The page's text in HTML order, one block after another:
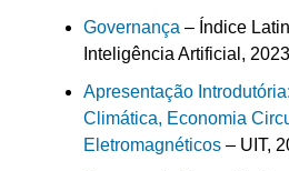
Governança – Índice
Inteligência Artificial,
Apresentação
Climática, Economia
Eletromagnéticos – UIT,